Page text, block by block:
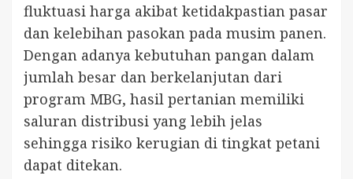
fluktuasi harga akibat ketidakpastian pasar
dan kelebihan pasokan pada musim panen.
Dengan adanya kebutuhan pangan dalam
jumlah besar dan berkelanjutan dari
program MBG, hasil pertanian memiliki
saluran distribusi yang lebih jelas
sehingga risiko kerugian di tingkat petani
dapat ditekan.